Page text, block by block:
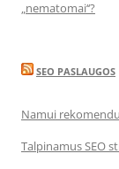
„nematomai‘‘?
SEO PASLAUGOS
Namui
Talpinamus SEO